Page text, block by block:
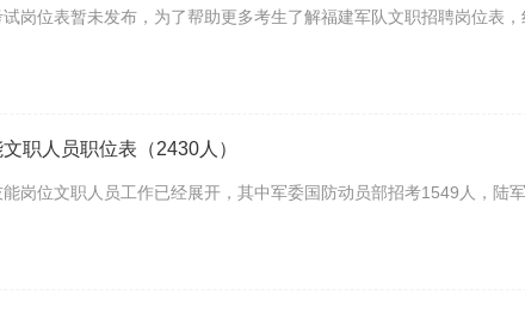
试岗位表暂未发布，为了帮助更多考生了解福建军队文职招聘岗位表
职人员职位表（2430人）
岗位文职人员工作已经展开，其中军委国防动员部招考1549人，陆